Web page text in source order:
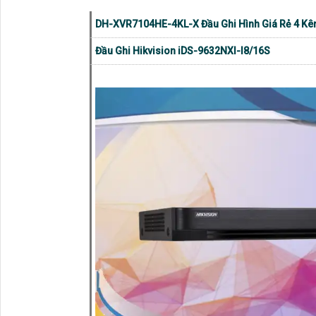
DH-XVR7104HE-4KL-X Đầu Ghi Hình Giá Rẻ 4
Đầu Ghi Hikvision iDS-9632NXI-I8/16S